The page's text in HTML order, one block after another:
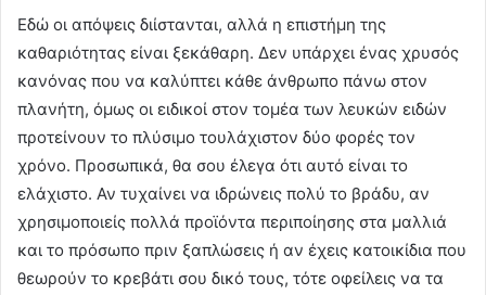
Εδώ οι απόψεις διίστανται, αλλά η επιστήμη της
καθαριότητας είναι ξεκάθαρη. Δεν υπάρχει ένας χρυσός
κανόνας που να καλύπτει κάθε άνθρωπο πάνω στον
πλανήτη, όμως οι ειδικοί στον τομέα των λευκών ειδών
προτείνουν το πλύσιμο τουλάχιστον δύο φορές τον
χρόνο. Προσωπικά, θα σου έλεγα ότι αυτό είναι το
ελάχιστο. Αν τυχαίνει να ιδρώνεις πολύ το βράδυ, αν
χρησιμοποιείς πολλά προϊόντα περιποίησης στα μαλλιά
και το πρόσωπο πριν ξαπλώσεις ή αν έχεις κατοικίδια που
θεωρούν το κρεβάτι σου δικό τους, τότε οφείλεις να τα